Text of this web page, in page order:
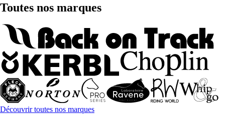
Toutes nos marques
Découvrir toutes nos marques